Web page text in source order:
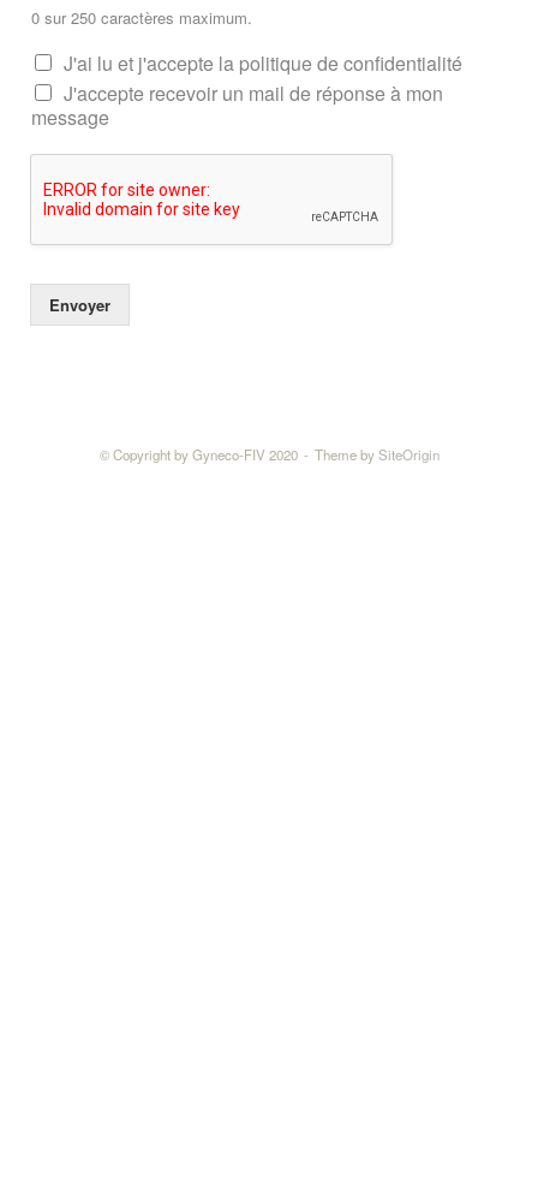
0 sur 250 caractères maximum.
J'ai lu et j'accepte la politique de confidentialité
J'accepte recevoir un mail de réponse à mon
message
Envoyer
© Copyright by Gyneco-FIV 2020 Theme bySiteOrigin